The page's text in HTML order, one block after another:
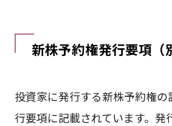
新株予約権発行要項（
投資家に発行する新株予約権
行要項に記載されています。発